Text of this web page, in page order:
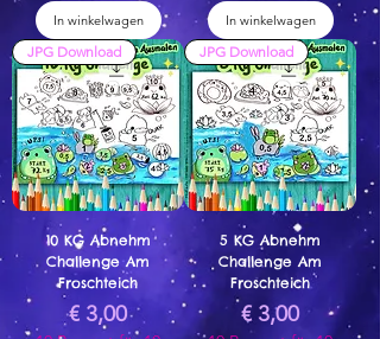
In winkelwagen In winkelwagen
JPG Download
10 KG Abnehm
Challenge Am
Froschteich
Prijs
€ 3,00
JPG Download
5 KG Abnehm
Challenge Am
Froschteich
Prijs
€ 3,00